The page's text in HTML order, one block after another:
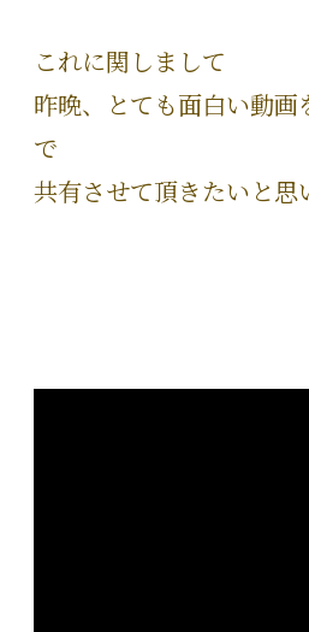
これに関しまして
昨晩、とても面白い動画
で
共有させて頂きたいと思